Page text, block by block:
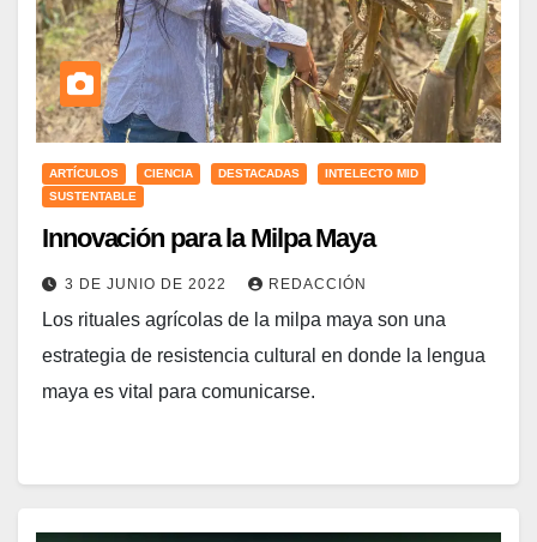
ARTÍCULOS CIENCIA DESTACADAS
INTELECTO MID
SUSTENTABLE
Innovación para la Milpa Maya
3 DE JUNIO DE 2022 REDACCIÓN
Los rituales agrícolas de la milpa maya son una
estrategia de resistencia cultural en donde la lengua
maya es vital para comunicarse.